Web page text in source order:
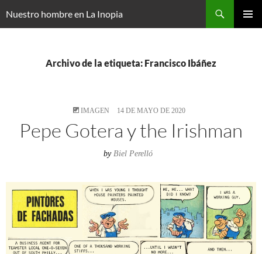
Nuestro hombre en La Inopia
Archivo de la etiqueta: Francisco Ibáñez
IMAGEN 14 DE MAYO DE 2020
Pepe Gotera y the Irishman
by Biel Perelló